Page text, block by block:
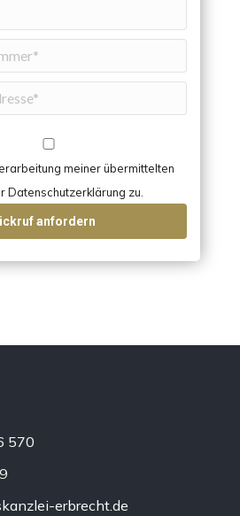
meiner übermittelten
Datenschutzerklärung zu.
570
erbrecht.de